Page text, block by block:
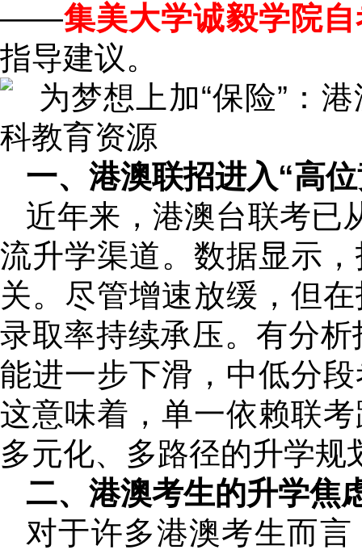
——集美大学诚毅学院
指导建议。
一、港澳联招进入“高
近年来，港澳台联考已
流升学渠道。数据显示
关。尽管增速放缓，但
录取率持续承压。有分
能进一步下滑，中低分
这意味着，单一依赖联
多元化、多路径的升学规
二、港澳考生的升学焦
对于许多港澳考生而